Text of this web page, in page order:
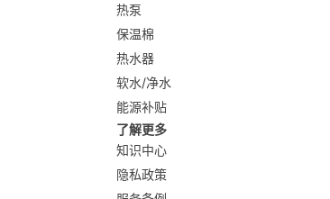
热泵
保温棉
热水器
软水/净水
能源补贴
了解更多
知识中心
隐私政策